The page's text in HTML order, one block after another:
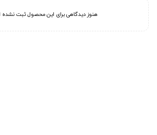
هنوز دیدگاهی برای این محصول ثبت